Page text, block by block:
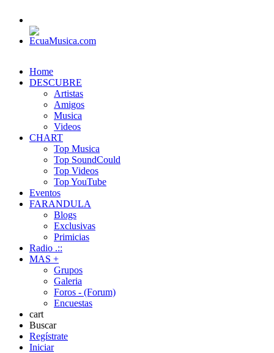
Home
DESCUBRE
Artistas
Amigos
Musica
Videos
CHART
Top Musica
Top SoundCould
Top Videos
Top YouTube
Eventos
FARANDULA
Blogs
Exclusivas
Primicias
Radio .::
MAS +
Grupos
Galeria
Foros - (Forum)
Encuestas
cart
Buscar
Regístrate
Iniciar